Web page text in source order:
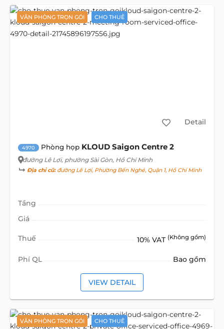
VĂN PHÒNG TRỌN GÓI CHO THUÊ
Detail
4970 Phòng họp KLOUD Saigon Centre 2
đường Lê Lợi, phường Sài Gòn, Hồ Chí Minh
Địa chỉ cũ:đường Lê Lợi, Phường Bến Nghé, Quận 1, Hồ Chí Minh
Tầng
Giá
Thuế 10% VAT (Không gồm)
Phí QL Bao gồm
VIEW DETAIL
VĂN PHÒNG TRỌN GÓI CHO THUÊ